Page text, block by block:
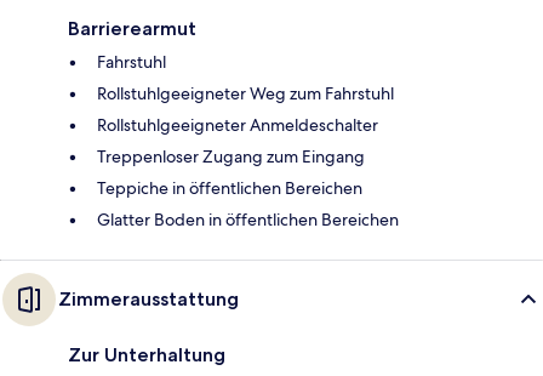
Barrierearmut
Fahrstuhl
Rollstuhlgeeigneter Weg zum Fahrstuhl
Rollstuhlgeeigneter Anmeldeschalter
Treppenloser Zugang zum Eingang
Teppiche in öffentlichen Bereichen
Glatter Boden in öffentlichen Bereichen
Zimmerausstattung
Zur Unterhaltung